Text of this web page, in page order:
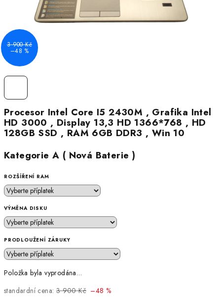
Procesor Intel Core I5 2430M , Grafika Intel
HD 3000 , Display 13,3 HD 1366*768 , HD
128GB SSD , RAM 6GB DDR3 , Win 10
Kategorie A ( Nová Baterie )
ROZŠÍŘENÍ RAM
VÝMĚNA DISKU
PRODLOUŽENÍ ZÁRUKY
Položka byla vyprodána…
standardní cena: 3 900 Kč –48 %
3 900 Kč
–48 %